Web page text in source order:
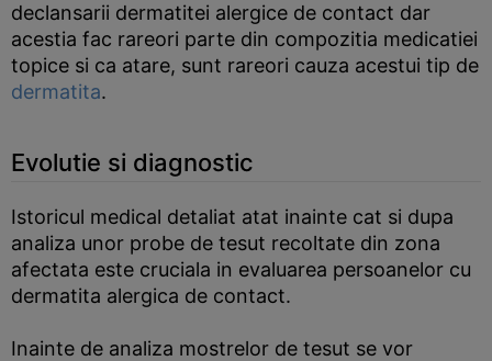
declansarii dermatitei alergice de contact dar
acestia fac rareori parte din compozitia medicatiei
topice si ca atare, sunt rareori cauza acestui tip de
dermatita.
Evolutie si diagnostic
Istoricul medical detaliat atat inainte cat si dupa
analiza unor probe de tesut recoltate din zona
afectata este cruciala in evaluarea persoanelor cu
dermatita alergica de contact.
Inainte de analiza mostrelor de tesut se vor